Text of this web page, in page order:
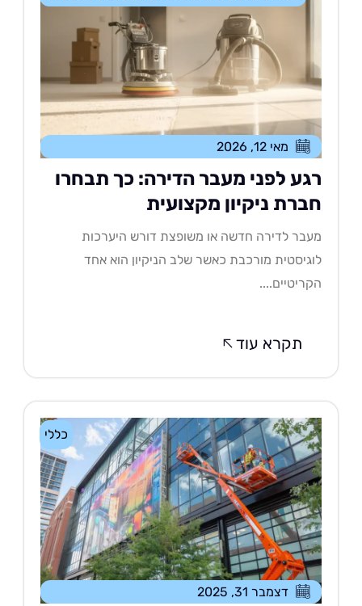
מאי 12, 2026
לפני מעבר הדירה: כך תבחרו
ניקיון מקצועית
לדירה חדשה או משופצת דורש היערכות
מורכבת כאשר שלב הניקיון הוא אחד
תקרא עוד
כללי
דצמבר 31, 2025